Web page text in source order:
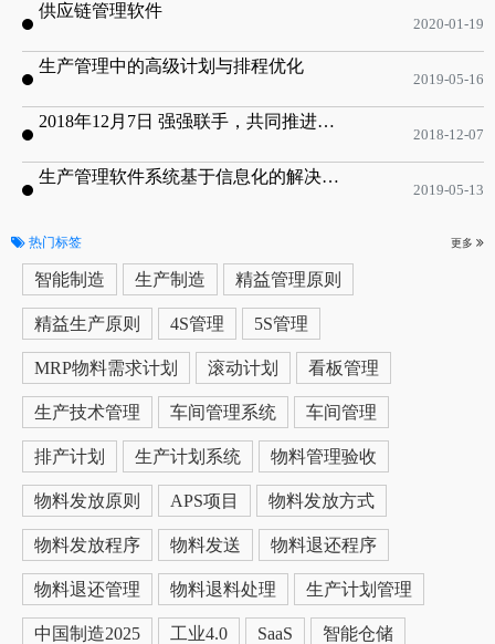
供应链管理软件
2020-01-19
生产管理中的高级计划与排程优化
2019-05-16
2018年12月7日 强强联手，共同推进电子器件领域APS应用典范 风华高科生产自动化工业互联网应用项目-APS项目启动会
2018-12-07
生产管理软件系统基于信息化的解决方案
2019-05-13
热门标签 更多
智能制造 生产制造 精益管理原则
精益生产原则 4S管理 5S管理
MRP物料需求计划 滚动计划 看板管理
生产技术管理 车间管理系统 车间管理
排产计划 生产计划系统 物料管理验收
物料发放原则 APS项目 物料发放方式
物料发放程序 物料发送 物料退还程序
物料退还管理 物料退料处理 生产计划管理
中国制造2025 工业4.0 SaaS 智能仓储